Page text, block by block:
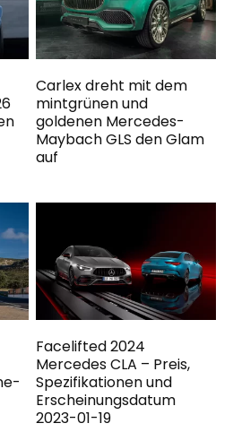
Carlex dreht mit dem
mintgrünen und
goldenen Mercedes-
Maybach GLS den Glam
auf
Facelifted 2024
Mercedes CLA – Preis,
Spezifikationen und
Erscheinungsdatum
2023-01-19